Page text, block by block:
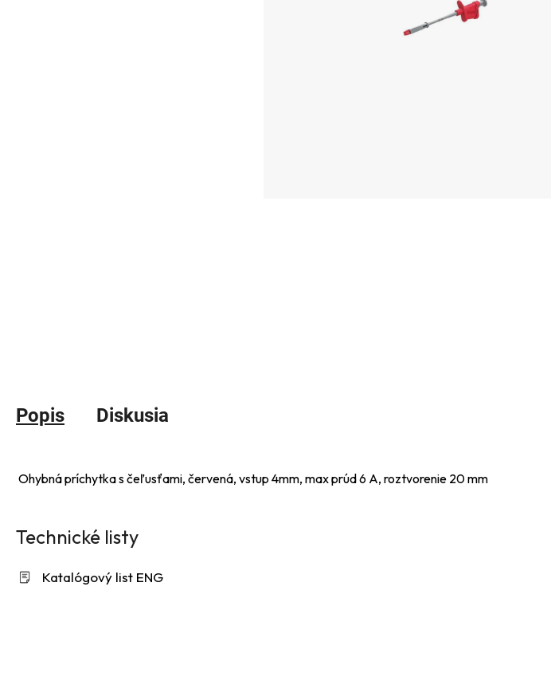
Popis Diskusia
Ohybná príchytka s čeľusťami, červená, vstup 4mm, max prúd 6 A, roztvorenie 20 mm
Technické listy
Katalógový list ENG